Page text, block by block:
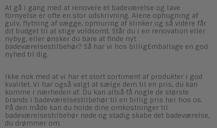
At gå i gang med at renovere et badeværelse og lave
fornyelse er ofte en stor udskrivning. Alene ophugning af
gulv, flytning af vægge, opmuring af klinker og så videre får
dit budget til at stige voldsomt. Står du i en renovation eller
nybyg, eller ønsker du bare at finde nyt
badeværelsestilbehør? Så har vi hos billigEmballage en god
nyhed til dig.
Ikke nok med at vi har et stort sortiment af produkter i god
kvalitet. Vi har også valgt at sælge dem til en pris, du kan
komme i nærheden af. Du kan altså få nogle de største
brands i badeværelsestilbehør til en billig pris her hos os.
På den måde kan du holde dine omkostninger til
badeværelsestilbehør nede og stadig skabe det badeværelse,
du drømmer om.